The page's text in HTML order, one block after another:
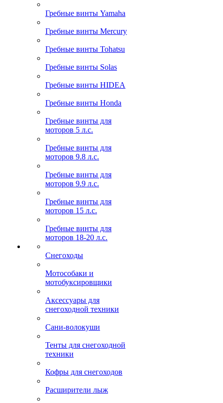
Гребные винты Yamaha
Гребные винты Mercury
Гребные винты Tohatsu
Гребные винты Solas
Гребные винты HIDEA
Гребные винты Honda
Гребные винты для
моторов 5 л.с.
Гребные винты для
моторов 9.8 л.с.
Гребные винты для
моторов 9.9 л.с.
Гребные винты для
моторов 15 л.с.
Гребные винты для
моторов 18-20 л.с.
Снегоходы
Мотособаки и
мотобуксировщики
Аксессуары для
снегоходной техники
Сани-волокуши
Тенты для снегоходной
техники
Кофры для снегоходов
Расширители лыж